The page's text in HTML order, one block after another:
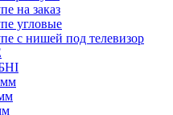
на заказ
угловые
с нишей под телевизор